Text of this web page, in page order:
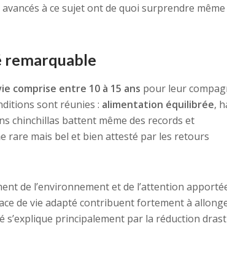
à ce sujet ont de quoi surprendre même
remarquable
comprise entre 10 à 15 ans pour leur
sont réunies : alimentation équilibrée,
chinchillas battent même des records et
rare mais bel et bien attesté par les retours
de l’environnement et de l’attention
de vie adapté contribuent fortement à
s’explique principalement par la réduction